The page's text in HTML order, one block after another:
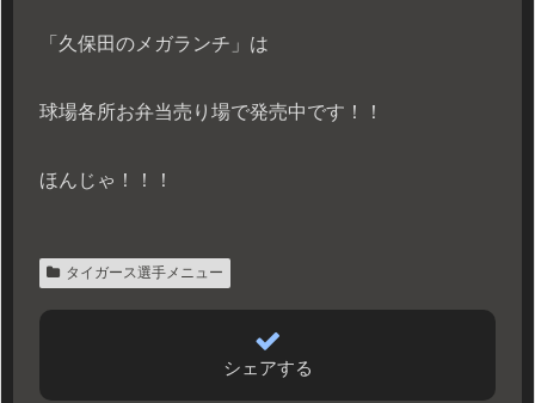
「久保田のメガランチ」は
球場各所お弁当売り場で発売中です！！
ほんじゃ！！！
タイガース選手メニュー
シェアする